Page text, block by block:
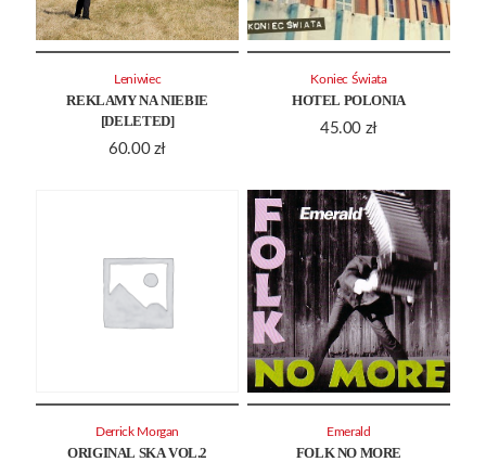
REKLAMY NA NIEBIE
[DELETED]
60.00 zł
Leniwiec
HOTEL POLONIA
45.00 zł
Koniec Świata
ORIGINAL SKA VOL.2
Derrick Morgan
FOLK NO MORE
Emerald